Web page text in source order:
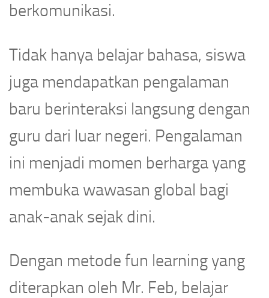
berkomunikasi.
Tidak hanya belajar bahasa, siswa
juga mendapatkan pengalaman
baru berinteraksi langsung dengan
guru dari luar negeri. Pengalaman
ini menjadi momen berharga yang
membuka wawasan global bagi
anak-anak sejak dini.
Dengan metode fun learning yang
diterapkan oleh Mr. Feb, belajar